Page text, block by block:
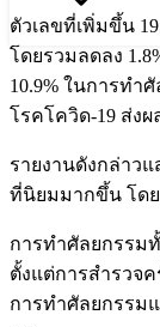
ตัวเลขที่เพิ่มขึ้น
โดยรวมลดลง
10.9% ในการทำ
โรคโควิด-19 ส่ง
รายงานดังกล่าว
ที่นิยมมากขึ้น โดย
การทำศัลยกรรม
ตั้งแต่การสำรวจค
การทำศัลยกรรม